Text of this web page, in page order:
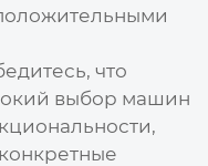
что
выбор машин